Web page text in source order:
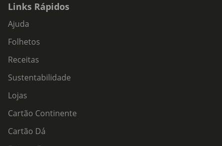
Links Rápidos
Ajuda
Folhetos
Receitas
Sustentabilidade
Lojas
Cartão Continente
Cartão Dá